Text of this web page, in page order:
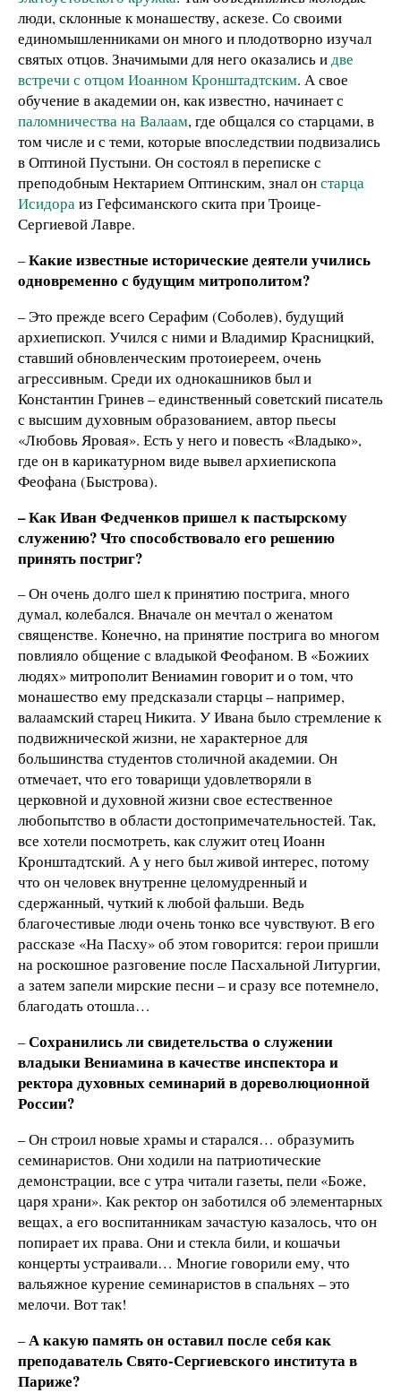
люди, склонные к монашеству, аскезе. Со своими
единомышленниками он много и плодотворно изучал
святых отцов. Значимыми для него оказались идве
встречи с отцом Иоанном Кронштадтским. А свое
обучение в академии он, как известно, начинает с
паломничества на Валаам, где общался со старцами, в
том числе и с теми, которые впоследствии подвизались
в Оптиной Пустыни. Он состоял в переписке с
преподобным Нектарием Оптинским, знал онстарца
Исидораиз Гефсиманского скита при Троице-
Сергиевой Лавре.
–Какие известные исторические деятели учились
одновременно с будущим митрополитом?
– Это прежде всего Серафим (Соболев), будущий
архиепископ. Учился с ними и Владимир Красницкий,
ставший обновленческим протоиереем, очень
агрессивным. Среди их однокашников был и
Константин Гринев – единственный советский писатель
с высшим духовным образованием, автор пьесы
«Любовь Яровая». Есть у него и повесть «Владыко»,
где он в карикатурном виде вывел архиепископа
Феофана (Быстрова).
– Как Иван Федченков пришел к пастырскому
служению? Что способствовало его решению
принять постриг?
– Он очень долго шел к принятию пострига, много
думал, колебался. Вначале он мечтал о женатом
священстве. Конечно, на принятие пострига во многом
повлияло общение с владыкой Феофаном. В «Божиих
людях» митрополит Вениамин говорит и о том, что
монашество ему предсказали старцы – например,
валаамский старец Никита. У Ивана было стремление к
подвижнической жизни, не характерное для
большинства студентов столичной академии. Он
отмечает, что его товарищи удовлетворяли в
церковной и духовной жизни свое естественное
любопытство в области достопримечательностей. Так,
все хотели посмотреть, как служит отец Иоанн
Кронштадтский. А у него был живой интерес, потому
что он человек внутренне целомудренный и
сдержанный, чуткий к любой фальши. Ведь
благочестивые люди очень тонко все чувствуют. В его
рассказе «На Пасху» об этом говорится: герои пришли
на роскошное разговение после Пасхальной Литургии,
а затем запели мирские песни – и сразу все потемнело,
благодать отошла…
–Сохранились ли свидетельства о служении
владыки Вениамина в качестве инспектора и
ректора духовных семинарий в дореволюционной
России?
– Он строил новые храмы и старался… образумить
семинаристов. Они ходили на патриотические
демонстрации, все с утра читали газеты, пели «Боже,
царя храни». Как ректор он заботился об элементарных
вещах, а его воспитанникам зачастую казалось, что он
попирает их права. Они и стекла били, и кошачьи
концерты устраивали… Многие говорили ему, что
вальяжное курение семинаристов в спальнях – это
мелочи. Вот так!
–А какую память он оставил после себя как
преподаватель Свято-Сергиевского института в
Париже?